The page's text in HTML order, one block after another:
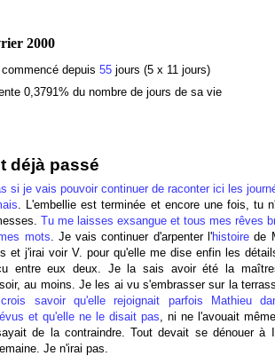
2000
depuis 55jours (5 x 11 jours)
0,3791% du nombre de jours de sa vie
déjà passé
si je vais pouvoir continuer de raconter ici les
. L'embellie est terminée et encore une fois, tu
Tu me laisses exsangue et tous mes rêves
mots. Je vais continuer d'arpenter l'histoirede
et j'irai voir V. pour qu'elle me dise enfin les
entre eux deux. Je la sais avoir été la
au moins. Je les ai vu s'embrasser sur la
savoir qu'elle rejoignait parfois Mathieu
et qu'elle ne le disait pas, ni ne l'avouait
de la contraindre. Tout devait se dénouer à
Je n'irai pas.